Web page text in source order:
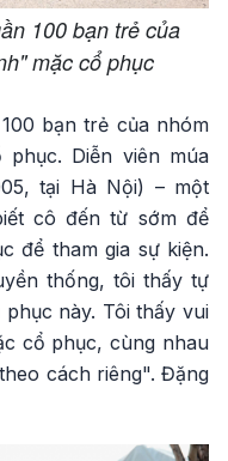
100 bạn trẻ của
mặc cổ phục
bạn trẻ của nhóm
Diễn viên múa
tại Hà Nội) – một
cô đến từ sớm để
để tham gia sự kiện.
thống, tôi thấy tự
này. Tôi thấy vui
cổ phục, cùng nhau
cách riêng". Đặng